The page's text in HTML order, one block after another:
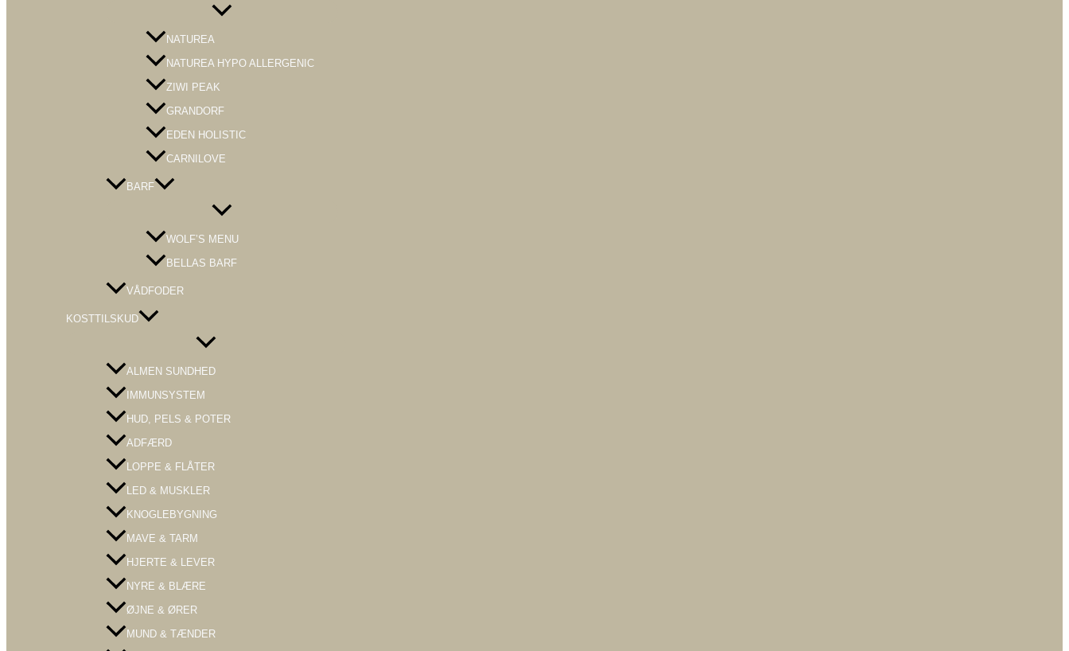
Menu
NATUREA
NATUREA HYPO ALLERGENIC
ZIWI PEAK
GRANDORF
EDEN HOLISTIC
CARNILOVE
BARF
Menu
WOLF’S MENU
BELLAS BARF
VÅDFODER
KOSTTILSKUD
Menu
ALMEN SUNDHED
IMMUNSYSTEM
HUD, PELS & POTER
ADFÆRD
LOPPE & FLÅTER
LED & MUSKLER
KNOGLEBYGNING
MAVE & TARM
HJERTE & LEVER
NYRE & BLÆRE
ØJNE & ØRER
MUND & TÆNDER